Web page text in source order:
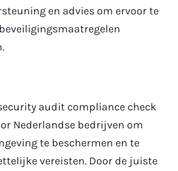
en advies om ervoor te
audit compliance check
Nederlandse bedrijven om
te beschermen en te
vereisten. Door de juiste